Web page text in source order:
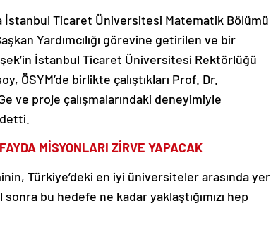
İstanbul Ticaret Üniversitesi Matematik Bölümü
Yardımcılığı görevine getirilen ve bir
İstanbul Ticaret Üniversitesi Rektörlüğü
ÖSYM’de birlikte çalıştıkları Prof. Dr.
ve proje çalışmalarındaki deneyimiyle
MİSYONLARI ZİRVE YAPACAK
Türkiye’deki en iyi üniversiteler arasında yer
bu hedefe ne kadar yaklaştığımızı hep